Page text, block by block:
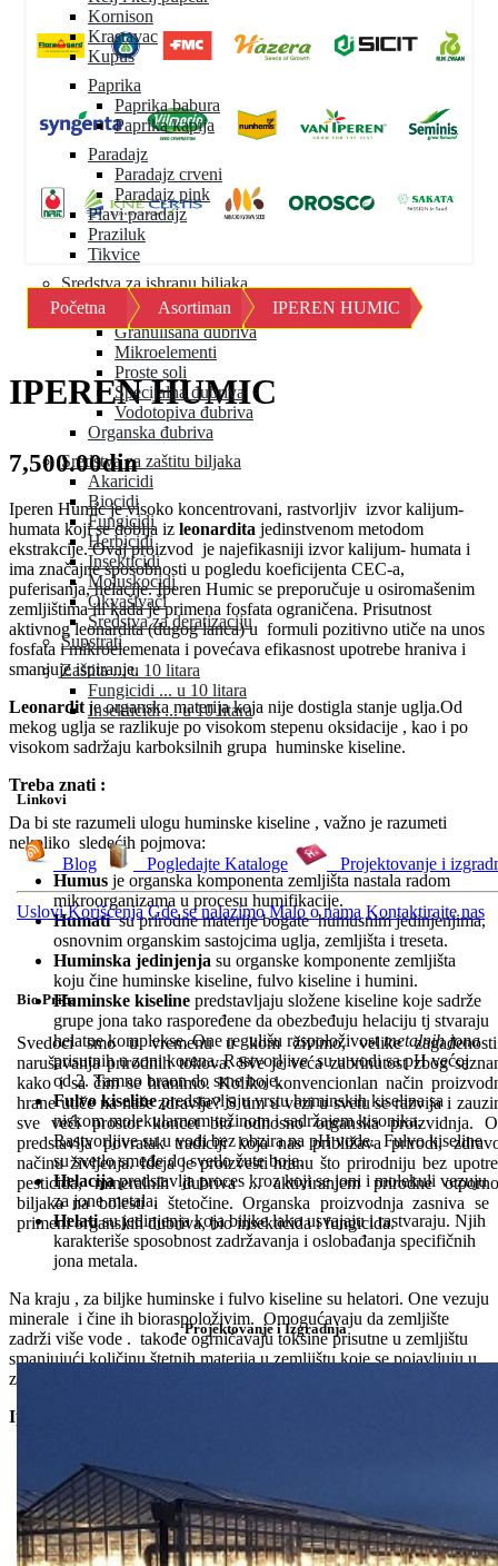
Kornison
Krastavac
Kupus
Paprika
Paprika babura
Paprika kapija
Paradajz
Paradajz crveni
Paradajz pink
Plavi paradajz
Praziluk
Tikvice
Sredstva za ishranu biljaka
Mineralna đubriva
Granulisana đubriva
Mikroelementi
Proste soli
Specijalna đubriva
Vodotopiva đubriva
Organska đubriva
Sredstva za zaštitu biljaka
Akaricidi
Biocidi
Fungicidi
Herbicidi
Insekticidi
Moluskocidi
Okvašivači
Sredstva za deratizaciju
Supstrati
Zaštita ... u 10 litara
Fungicidi ... u 10 litara
Insekticidi ... u 10 litara
Linkovi
Blog Pogledajte Kataloge Projektovanje i
Uslovi Korišćenja Gde se nalazimo Malo o nama Kontaktirajte nas
Bio Priča
Svedoci smo u vremenu u kom živimo, velike
narušavanja prirodnih tokova. Sve je veća zabrinutost zbog
kako i sa čim se hranimo. Koliko konvencionlan način
hrane utiče na naše zdravlje? S tim u vezi u svetu se razvija i
sve veći prostor koncet bio odnosno organska proizvidnja.
predstavlja povratak tradiciji koja nas približava prirodi,
načinu življenja. Ideja je proizvesti hranu što prirodniju bez
pesticida, mineralnih đubriva ... aktiviranjem prirodne
biljaka na bolesti i štetočine. Organska proizvodnja zasniva se
primeni organskih đubriva, bio insekticida i fungicida.
Projektovanje i Izgradnja
Početna Asortiman IPEREN HUMIC
IPEREN HUMIC
7,500.00din
Iperen Humic je visoko koncentrovani, rastvorljiv izvor kalijum-
humata koji se dobija iz leonardita jedinstvenom metodom
ekstrakcije. Ovaj proizvod je najefikasniji izvor kalijum- humata i
ima značajne sposobnosti u pogledu koeficijenta CEC-a,
puferisanja, helacije. Iperen Humic se preporučuje u osiromašenim
zemljištima ili kada je primena fosfata ograničena. Prisutnost
aktivnog leonardita (dugog lanca) u formuli pozitivno utiče na unos
fosfata i mikroelemenata i povećava efikasnost upotrebe hraniva i
smanjuje ispiranje.
Leonarditje organska materija koja nije dostigla stanje uglja.Od
mekog uglja se razlikuje po visokom stepenu oksidacije , kao i po
visokom sadržaju karboksilnih grupa huminske kiseline.
Treba znati :
Da bi ste razumeli ulogu huminske kiseline , važno je razumeti
nekoliko sledećih pojmova:
Humus je organska komponenta zemljišta nastala radom
mikroorganizama u procesu humifikacije.
Humatisu prirodne materije bogate humusnim jedinjenjima,
osnovnim organskim sastojcima uglja, zemljišta i treseta.
Huminska jedinjenja su organske komponente zemljišta
koju čine huminske kiseline, fulvo kiseline i humini.
Huminske kiseline predstavljaju složene kiseline koje sadrže
grupe jona tako raspoređene da obezbeđuju helaciju tj stvaraju
helatne komplekse. One regulišu raspoloživostmetalnih jona
prisutnih u zoni korena. Rastvorljive su u vodi sa pH većoj
od 2. Tamno braon do srne boje.
Fulvo kiselinepredstavljaju vrstu huminskih kiselina sa
niskom molekularnom težinom i sadržajem kisonika.
Rastvorljive su u vodi bez obzira na pH vode. Fulvo kiseline
su svetlo smeđe do svetlo žute boje.
Helacijapredstavlja proces kroz koji se joni i molekuli vezuju
za jone metala.
Helatisu jedinjenja koja biljke lako usvajaju i rastvaraju. Njih
karakteriše sposobnost zadržavanja i oslobađanja specifičnih
jona metala.
Na kraju , za biljke huminske i fulvo kiseline su helatori. One vezuju
minerale i čine ih bioraspoloživim. Omogućavaju da zemljište
zadrži više vode . takođe ogrničavaju toksine prisutne u zemljištu
smanjujući količinu štetnih materija u zemljištu koje se pojavljuju u
zoni korena.З
Iperen Humic
kvaliteta
Povećava kapacitet katjonske razmene (CEC) zemljišta.
Lako se otapa i nanosi
Razvijeno za primenu fertigacijom i za ubrizgavanje
(unošenje)u zemljište.